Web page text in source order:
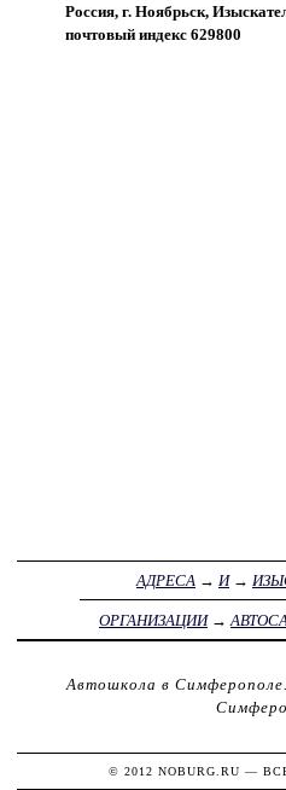
Россия, г. Ноябрьск,
почтовый индекс 629800
АДРЕСА → И→
ОРГАНИЗАЦИИ→
Автошкола в Симферополе.
© 2012 NOBURG.RU —